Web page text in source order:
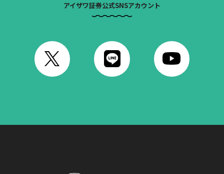
アイザワ証券公式SNSアカウント